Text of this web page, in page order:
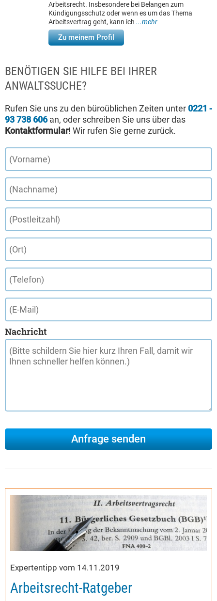
Arbeitsrecht. Insbesondere bei Belangen zum
Kündigungsschutz oder wenn es um das Thema
Arbeitsvertrag geht, kann ich ...mehr
Zu meinem Profil
BENÖTIGEN SIE HILFE BEI IHRER
ANWALTSSUCHE?
Rufen Sie uns zu den büroüblichen Zeiten unter 0221 -
93 738 606an, oder schreiben Sie uns über das
Kontaktformular! Wir rufen Sie gerne zurück.
Nachricht
Expertentipp vom 14.11.2019
Arbeitsrecht-Ratgeber